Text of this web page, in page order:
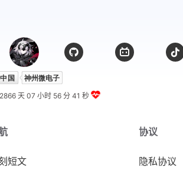
天07 小时 56 分 42 秒
短文
协议
隐私协议